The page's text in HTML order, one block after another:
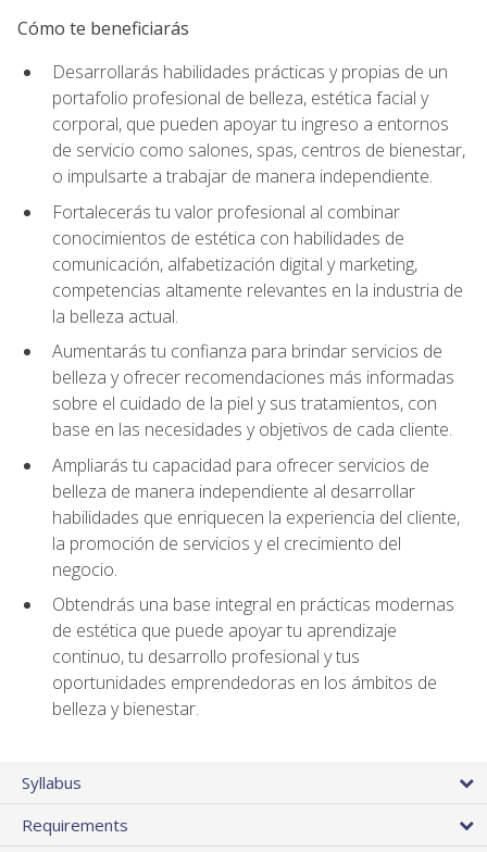
Cómo te beneficiarás
Desarrollarás habilidades prácticas y propias de un
portafolio profesional de belleza, estética facial y
corporal, que pueden apoyar tu ingreso a entornos
de servicio como salones, spas, centros de bienestar,
o impulsarte a trabajar de manera independiente.
Fortalecerás tu valor profesional al combinar
conocimientos de estética con habilidades de
comunicación, alfabetización digital y marketing,
competencias altamente relevantes en la industria de
la belleza actual.
Aumentarás tu confianza para brindar servicios de
belleza y ofrecer recomendaciones más informadas
sobre el cuidado de la piel y sus tratamientos, con
base en las necesidades y objetivos de cada cliente.
Ampliarás tu capacidad para ofrecer servicios de
belleza de manera independiente al desarrollar
habilidades que enriquecen la experiencia del cliente,
la promoción de servicios y el crecimiento del
negocio.
Obtendrás una base integral en prácticas modernas
de estética que puede apoyar tu aprendizaje
continuo, tu desarrollo profesional y tus
oportunidades emprendedoras en los ámbitos de
belleza y bienestar.
Syllabus
Requirements